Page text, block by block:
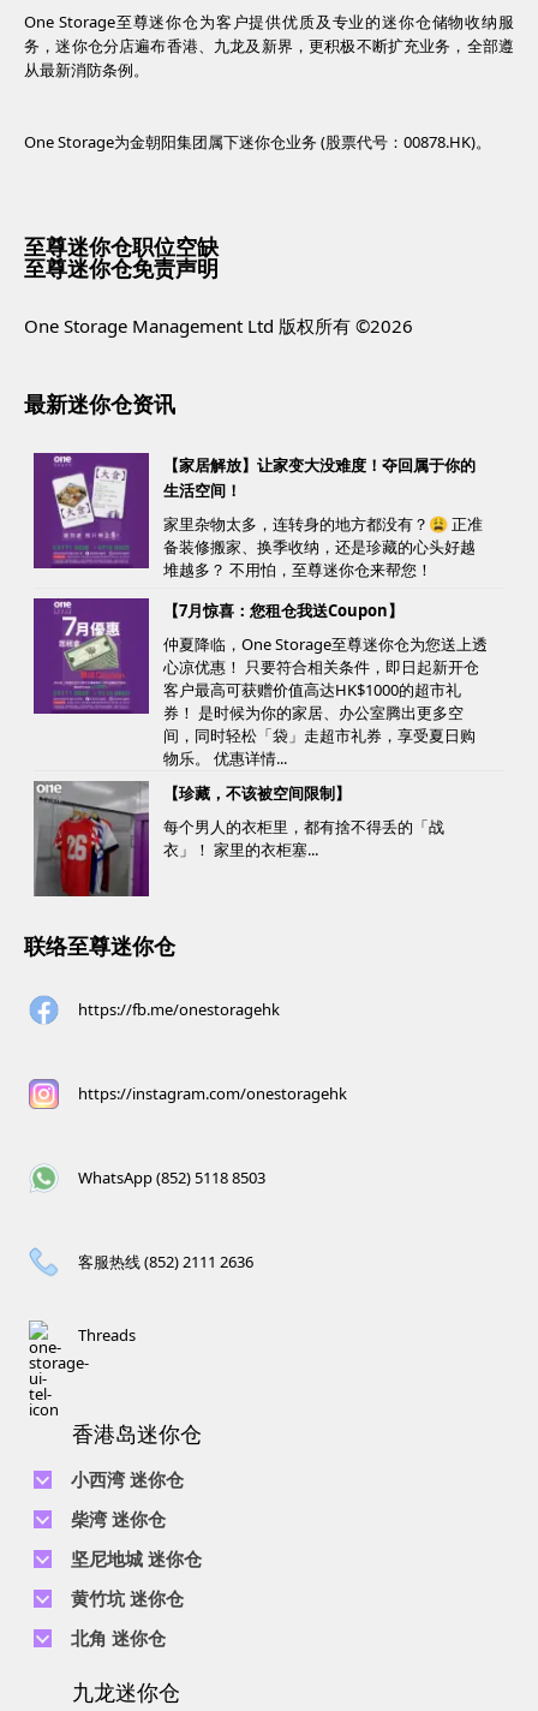
One Storage至尊迷你仓为客户提供优质及专业的迷你仓储物收纳服
务，迷你仓分店遍布香港、九龙及新界，更积极不断扩充业务，全部遵
从最新消防条例。
One Storage为金朝阳集团属下迷你仓业务 (股票代号：00878.HK)。
至尊迷你仓职位空缺
至尊迷你仓免责声明
One Storage Management Ltd 版权所有 ©2026
最新迷你仓资讯
【家居解放】让家变大没难度！夺回属于你的
生活空间！
家里杂物太多，连转身的地方都没有？😩 正准
备装修搬家、换季收纳，还是珍藏的心头好越
堆越多？ 不用怕，至尊迷你仓来帮您！
【7月惊喜：您租仓我送Coupon】
仲夏降临，One Storage至尊迷你仓为您送上透
心凉优惠！ 只要符合相关条件，即日起新开仓
客户最高可获赠价值高达HK$1000的超市礼
券！ 是时候为你的家居、办公室腾出更多空
间，同时轻松「袋」走超市礼券，享受夏日购
物乐。 优惠详情...
【珍藏，不该被空间限制】
每个男人的衣柜里，都有捨不得丢的「战
衣」！ 家里的衣柜塞...
联络至尊迷你仓
https://fb.me/onestoragehk
https://instagram.com/onestoragehk
WhatsApp (852) 5118 8503
客服热线 (852) 2111 2636
Threads
香港岛迷你仓
小西湾 迷你仓
电话 :2111 1062
地址 : 柴湾新业街5号王子工业大厦4楼
地址 : 柴湾新业街11号森龙工业大厦7楼B室
柴湾 迷你仓
电话 :2194 0038
地址 : 柴湾祥利街7号万峰工业大厦6楼C室
地址 : 柴湾利众街20号柴湾中心工业大厦6楼B室及14楼B1室
坚尼地城 迷你仓
电话 : 2623 0280
地址 : 坚尼地城士美菲路12P号祥兴工业大厦9楼
黄竹坑 迷你仓
电话 :2680 9691
地址 : 黄竹坑道18号瑞琪工业大厦14楼A室
电话 :2116 8113
北角 迷你仓
地址 : 香港屈臣道4-6号海景大厦B座10楼4&6室
九龙迷你仓